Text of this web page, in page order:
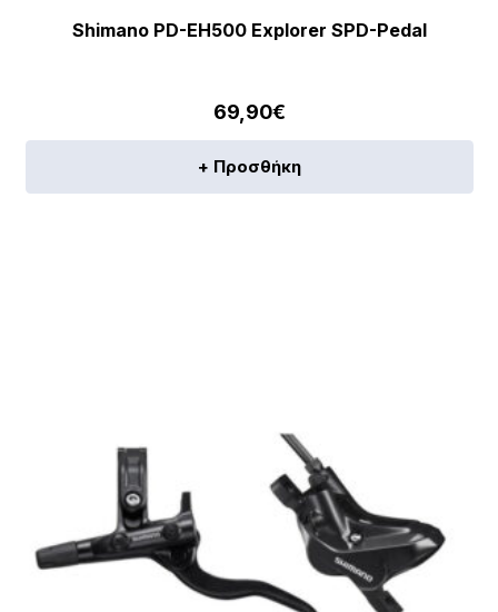
Shimano PD-EH500 Explorer SPD-Pedal
69,90€
+ Προσθήκη